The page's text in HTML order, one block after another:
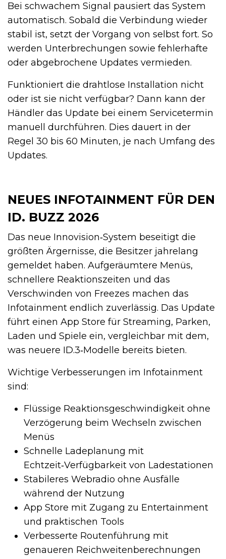
Bei schwachem Signal pausiert das System
automatisch. Sobald die Verbindung wieder
stabil ist, setzt der Vorgang von selbst fort. So
werden Unterbrechungen sowie fehlerhafte
oder abgebrochene Updates vermieden.
Funktioniert die drahtlose Installation nicht
oder ist sie nicht verfügbar? Dann kann der
Händler das Update bei einem Servicetermin
manuell durchführen. Dies dauert in der
Regel 30 bis 60 Minuten, je nach Umfang des
Updates.
NEUES INFOTAINMENT FÜR DEN
ID. BUZZ 2026
Das neue Innovision‑System beseitigt die
größten Ärgernisse, die Besitzer jahrelang
gemeldet haben. Aufgeräumtere Menüs,
schnellere Reaktionszeiten und das
Verschwinden von Freezes machen das
Infotainment endlich zuverlässig. Das Update
führt einen App Store für Streaming, Parken,
Laden und Spiele ein, vergleichbar mit dem,
was neuere ID.3‑Modelle bereits bieten.
Wichtige Verbesserungen im Infotainment
sind:
Flüssige Reaktionsgeschwindigkeit ohne
Verzögerung beim Wechseln zwischen
Menüs
Schnelle Ladeplanung mit
Echtzeit‑Verfügbarkeit von Ladestationen
Stabileres Webradio ohne Ausfälle
während der Nutzung
App Store mit Zugang zu Entertainment
und praktischen Tools
Verbesserte Routenführung mit
genaueren Reichweitenberechnungen